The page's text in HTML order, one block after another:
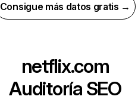
Consigue más datos gratis →
netflix.com
Auditoría SEO